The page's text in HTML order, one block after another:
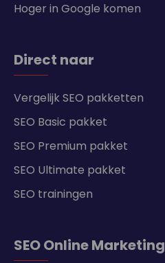
Hoger in Google komen
Direct naar
Vergelijk SEO pakketten
SEO Basic pakket
SEO Premium pakket
SEO Ultimate pakket
SEO trainingen
SEO Online Marketing